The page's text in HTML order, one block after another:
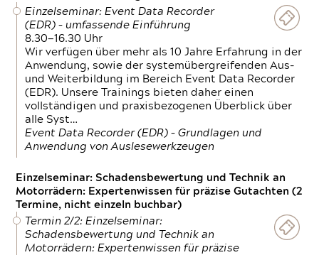
Einzelseminar: Event Data Recorder
(EDR) – umfassende Einführung
8.30—16.30 Uhr
Wir verfügen über mehr als 10 Jahre Erfahrung in der
Anwendung, sowie der systemübergreifenden Aus-
und Weiterbildung im Bereich Event Data Recorder
(EDR). Unsere Trainings bieten daher einen
vollständigen und praxisbezogenen Überblick über
alle Syst…
Event Data Recorder (EDR) – Grundlagen und
Anwendung von Auslesewerkzeugen
Einzelseminar: Schadensbewertung und Technik an
Motorrädern: Expertenwissen für präzise Gutachten (2
Termine, nicht einzeln buchbar)
Termin 2/2: Einzelseminar:
Schadensbewertung und Technik an
Motorrädern: Expertenwissen für präzise